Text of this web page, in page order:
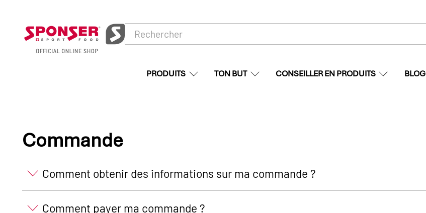
PRODUITS TON BUT CONSEILLER EN PRODUITS BLOG
Commande
Comment obtenir des informations sur ma commande ?
Comment payer ma commande ?